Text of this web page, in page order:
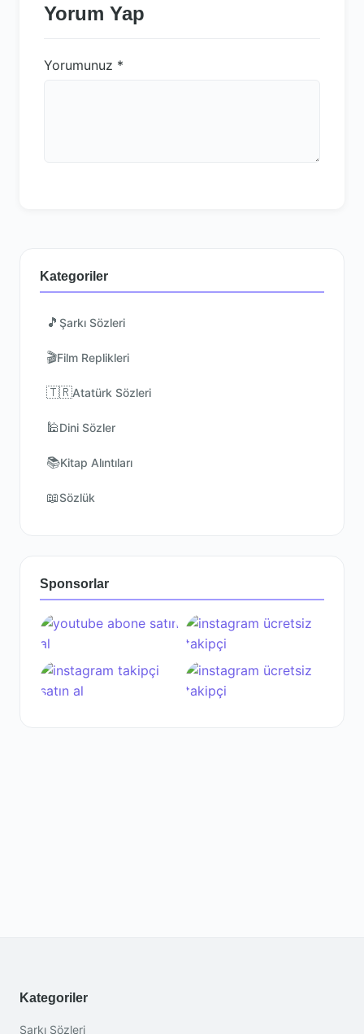
Yorum Yap
Yorumunuz *
Kategoriler
🎵 Şarkı Sözleri
🎬Film Replikleri
🇹🇷Atatürk Sözleri
🕌Dini Sözler
📚Kitap Alıntıları
📖Sözlük
Sponsorlar
Kategoriler
Şarkı Sözleri